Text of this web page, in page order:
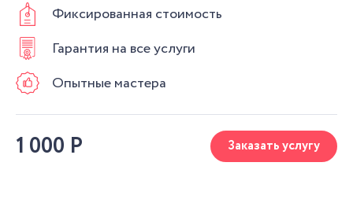
Фиксированная стоимость
Гарантия на все услуги
Опытные мастера
1 000 Р Заказать услугу